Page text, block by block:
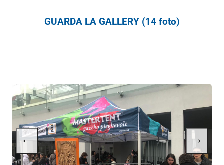
GUARDA LA GALLERY (14 foto)
← →